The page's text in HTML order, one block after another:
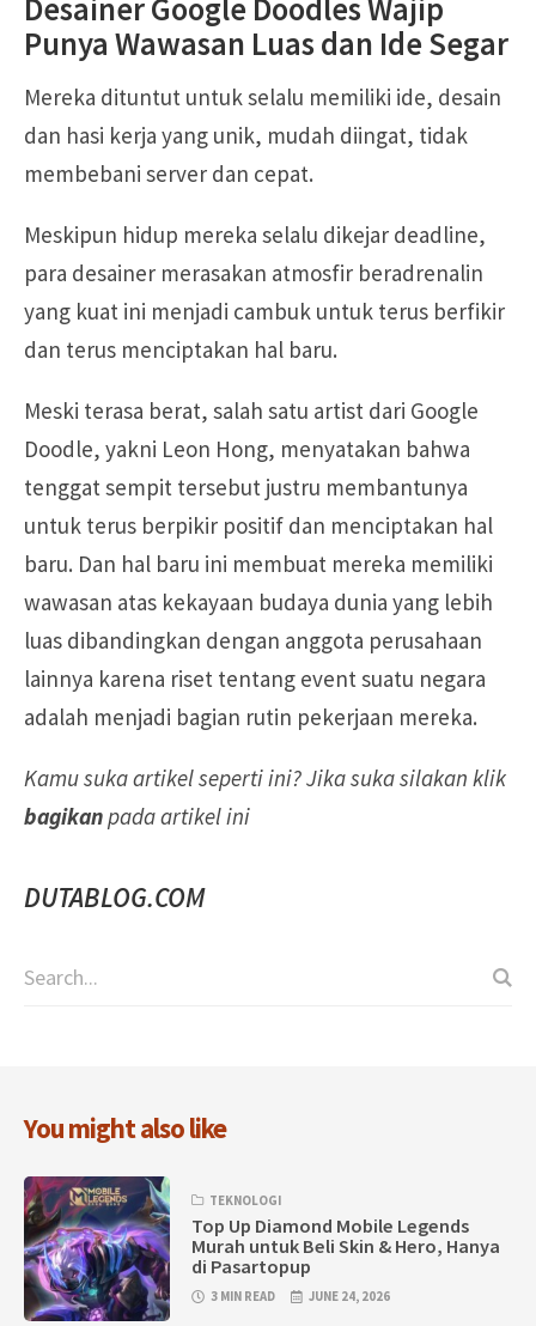
Desainer Google Doodles Wajip
Punya Wawasan Luas dan Ide Segar
Mereka dituntut untuk selalu memiliki ide, desain
dan hasi kerja yang unik, mudah diingat, tidak
membebani server dan cepat.
Meskipun hidup mereka selalu dikejar deadline,
para desainer merasakan atmosfir beradrenalin
yang kuat ini menjadi cambuk untuk terus berfikir
dan terus menciptakan hal baru.
Meski terasa berat, salah satu artist dari Google
Doodle, yakni Leon Hong, menyatakan bahwa
tenggat sempit tersebut justru membantunya
untuk terus berpikir positif dan menciptakan hal
baru. Dan hal baru ini membuat mereka memiliki
wawasan atas kekayaan budaya dunia yang lebih
luas dibandingkan dengan anggota perusahaan
lainnya karena riset tentang event suatu negara
adalah menjadi bagian rutin pekerjaan mereka.
Kamu suka artikel seperti ini? Jika suka silakan klik
bagikanpada artikel ini
DUTABLOG.COM
You might also like
TEKNOLOGI
Top Up Diamond Mobile Legends
Murah untuk Beli Skin & Hero, Hanya
di Pasartopup
3 MIN READ JUNE 24, 2026